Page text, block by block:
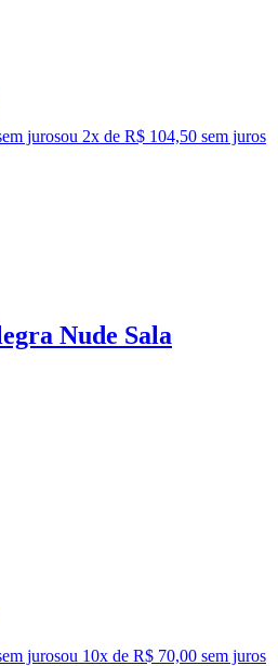
jurosou 2x de R$ 104,50 sem juros
Nude Sala
jurosou 10x de R$ 70,00 sem juros